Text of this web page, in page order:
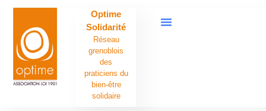
Optime
Solidarité
Réseau
grenoblois
des
praticiens du
bien-être
solidaire